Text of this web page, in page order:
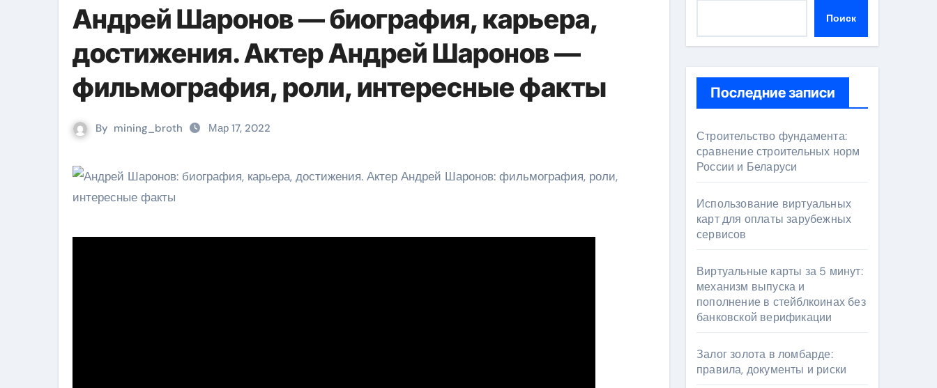
Андрей Шаронов — биография, карьера,
достижения. Актер Андрей Шаронов —
фильмография, роли, интересные факты
By mining_broth Мар 17, 2022
Поиск
Последние записи
Строительство фундамента:
сравнение строительных норм
России и Беларуси
Использование виртуальных
карт для оплаты зарубежных
сервисов
Виртуальные карты за 5 минут:
механизм выпуска и
пополнение в стейблкоинах без
банковской верификации
Залог золота в ломбарде:
правила, документы и риски